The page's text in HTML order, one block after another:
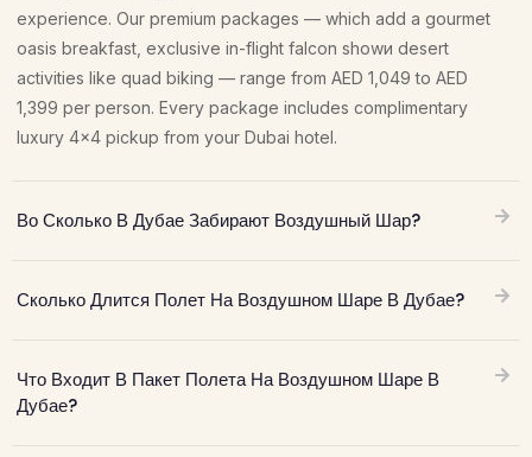
experience. Our premium packages — which add a gourmet
oasis breakfast, exclusive in-flight falcon showи desert
activities like quad biking — range from AED 1,049 to AED
1,399 per person. Every package includes complimentary
luxury 4×4 pickup from your Dubai hotel.
Во Сколько В Дубае Забирают Воздушный Шар?
Сколько Длится Полет На Воздушном Шаре В Дубае?
Что Входит В Пакет Полета На Воздушном Шаре В
Дубае?